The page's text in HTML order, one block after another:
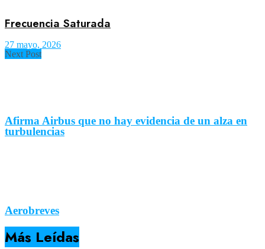
Frecuencia Saturada
27 mayo, 2026
Next Post
Afirma Airbus que no hay evidencia de un alza en
turbulencias
Aerobreves
Más Leídas